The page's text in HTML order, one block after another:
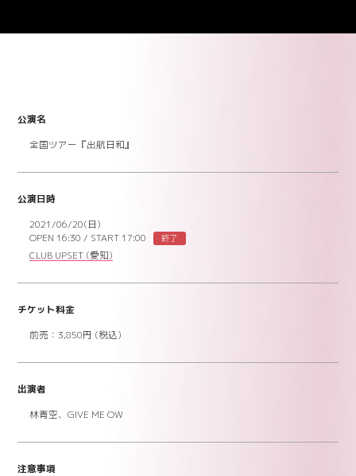
公演名
全国ツアー『出航日和』
公演日時
2021/06/20(日)
OPEN 16:30/ START 17:00 終了
CLUB UPSET (愛知)
チケット料金
前売：3,850円 (税込)
出演者
林青空、GIVE ME OW
注意事項